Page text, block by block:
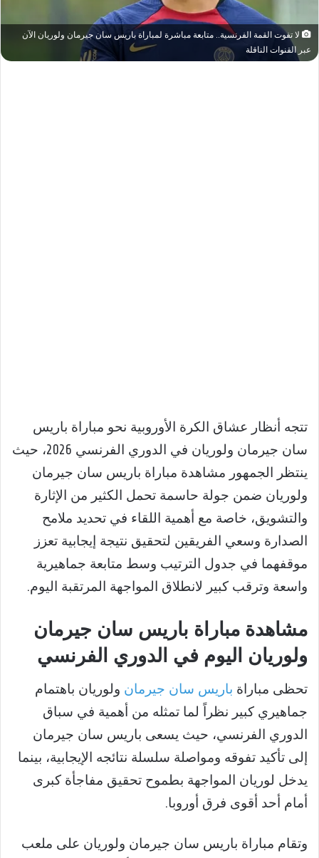
لا تفوت القمة الفرنسية.. متابعة مباشرة لمباراة باريس سان جيرمان ولوريان الآن
عبر القنوات الناقلة
تتجه أنظار عشاق الكرة الأوروبية نحو مباراة باريس
سان جيرمان ولوريان في الدوري الفرنسي 2026، حيث
ينتظر الجمهور مشاهدة مباراة باريس سان جيرمان
ولوريان ضمن جولة حاسمة تحمل الكثير من الإثارة
والتشويق، خاصة مع أهمية اللقاء في تحديد ملامح
الصدارة وسعي الفريقين لتحقيق نتيجة إيجابية تعزز
موقفهما في جدول الترتيب وسط متابعة جماهيرية
واسعة وترقب كبير لانطلاق المواجهة المرتقبة اليوم.
مشاهدة مباراة باريس سان جيرمان
ولوريان اليوم في الدوري الفرنسي
تحظى مباراة باريس سان جيرمان ولوريان باهتمام
جماهيري كبير نظراً لما تمثله من أهمية في سباق
الدوري الفرنسي، حيث يسعى باريس سان جيرمان
إلى تأكيد تفوقه ومواصلة سلسلة نتائجه الإيجابية، بينما
يدخل لوريان المواجهة بطموح تحقيق مفاجأة كبرى
أمام أحد أقوى فرق أوروبا.
وتقام مباراة باريس سان جيرمان ولوريان على ملعب